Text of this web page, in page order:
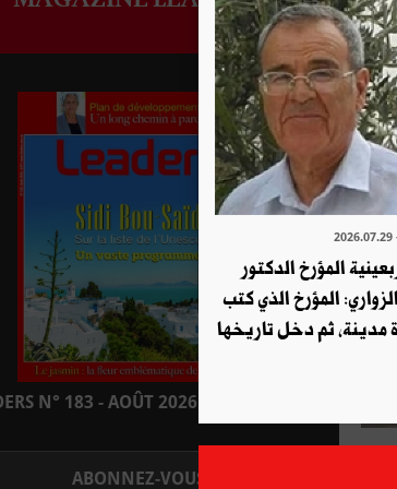
N° 183 - AOÛT 2026 : EN KIOSQUE
ABONNEZ-VOUS
-
المؤرخ الدكتور
المؤرخ الذي كتب
مدينة، ثم دخل تاريخها